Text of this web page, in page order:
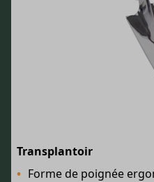
Transplantoir
Forme de poignée